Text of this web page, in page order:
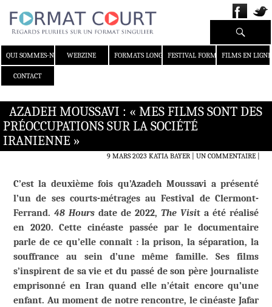
QUI SOMMES-NOUS ?WEBZINE FORMATS LONGS FESTIVAL FORMAT COURT
FILMS EN LIGNE
CONTACT
Recherche
AZADEH MOUSSAVI : « MES FILMS SONT DES
PRÉOCCUPATIONS SUR LA SOCIÉTÉ
IRANIENNE »
9 MARS 2023 KATIA BAYER UN COMMENTAIRE|
C’est la deuxième fois qu’Azadeh Moussavi a présenté
l’un de ses courts-métrages au Festival de Clermont-
Ferrand. 48 Hours date de 2022, The Visit a été réalisé
en 2020. Cette cinéaste passée par le documentaire
parle de ce qu’elle connaît : la prison, la séparation, la
souffrance au sein d’une même famille. Ses films
s’inspirent de sa vie et du passé de son père journaliste
emprisonné en Iran quand elle n’était encore qu’une
enfant. Au moment de notre rencontre, le cinéaste Jafar